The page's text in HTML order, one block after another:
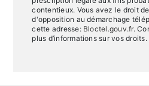
contentieux. Vous avez le droit
d'opposition au démarchage
cette adresse: Bloctel.gouv.fr.
plus d’informations sur vos droits.